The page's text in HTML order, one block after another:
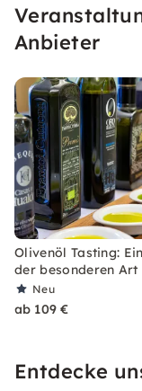
Olivenöl auf
Anbieter
Olivenöl Tasting:
der besonderen Art
Neu
ab 109 €
Entdecke